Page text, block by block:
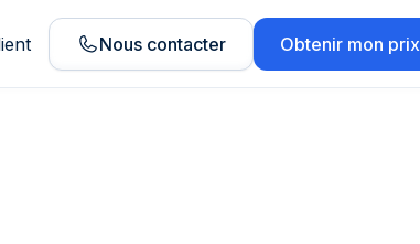
Nous contacter Obtenir mon prix